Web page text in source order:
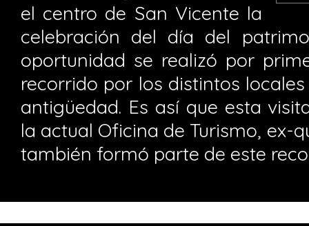
el centro de San Vicente la
celebración del día del
oportunidad se realizó por
recorrido por los distintos
antigüedad. Es así que esta
la actual Oficina de Turismo, ex-
también formó parte de este